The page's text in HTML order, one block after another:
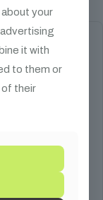
your
it with
to them or
of their